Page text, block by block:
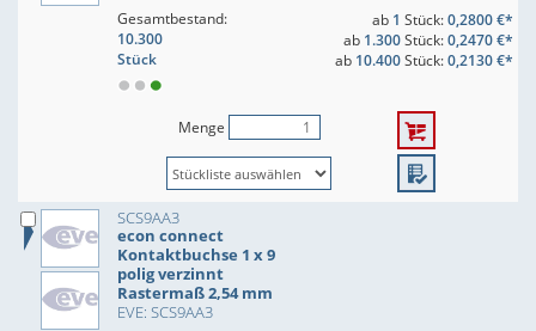
Gesamtbestand:
10.300
Stück
ab 1 Stück:0,2800 €*
ab 1.300Stück:0,2470 €*
ab 10.400Stück:0,2130 €*
Menge
SCS9AA3
econ connect
Kontaktbuchse 1 x 9
polig verzinnt
Rastermaß 2,54 mm
EVE: SCS9AA3